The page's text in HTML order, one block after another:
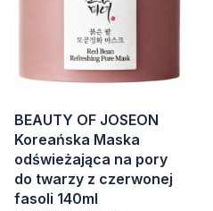
BEAUTY OF JOSEON
Koreańska Maska
odświeżająca na pory
do twarzy z czerwonej
fasoli 140ml